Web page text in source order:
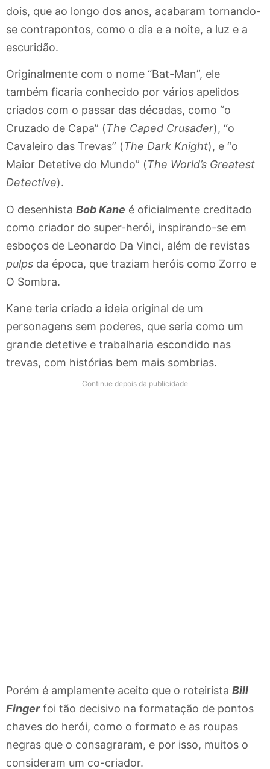
dois, que ao longo dos anos, acabaram tornando-
se contrapontos, como o dia e a noite, a luz e a
escuridão.
Originalmente com o nome “Bat-Man”, ele
também ficaria conhecido por vários apelidos
criados com o passar das décadas, como “o
Cruzado de Capa” (The Caped Crusader), “o
Cavaleiro das Trevas” (The Dark Knight), e “o
Maior Detetive do Mundo” (The World’s Greatest
Detective).
O desenhista Bob Kane é oficialmente creditado
como criador do super-herói, inspirando-se em
esboços de Leonardo Da Vinci, além de revistas
pulps da época, que traziam heróis como Zorro e
O Sombra.
Kane teria criado a ideia original de um
personagens sem poderes, que seria como um
grande detetive e trabalharia escondido nas
trevas, com histórias bem mais sombrias.
Continue depois da publicidade
Porém é amplamente aceito que o roteirista Bill
Fingerfoi tão decisivo na formatação de pontos
chaves do herói, como o formato e as roupas
negras que o consagraram, e por isso, muitos o
consideram um co-criador.